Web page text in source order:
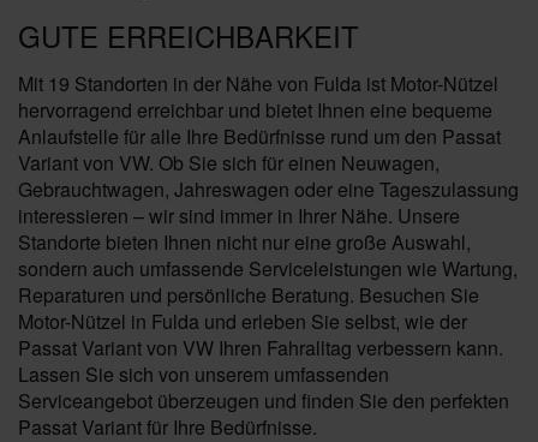
GUTE ERREICHBARKEIT
Mit 19 Standorten in der Nähe von Fulda ist Motor-Nützel
hervorragend erreichbar und bietet Ihnen eine bequeme
Anlaufstelle für alle Ihre Bedürfnisse rund um den Passat
Variant von VW. Ob Sie sich für einen Neuwagen,
Gebrauchtwagen, Jahreswagen oder eine Tageszulassung
interessieren – wir sind immer in Ihrer Nähe. Unsere
Standorte bieten Ihnen nicht nur eine große Auswahl,
sondern auch umfassende Serviceleistungen wie Wartung,
Reparaturen und persönliche Beratung. Besuchen Sie
Motor-Nützel in Fulda und erleben Sie selbst, wie der
Passat Variant von VW Ihren Fahralltag verbessern kann.
Lassen Sie sich von unserem umfassenden
Serviceangebot überzeugen und finden Sie den perfekten
Passat Variant für Ihre Bedürfnisse.